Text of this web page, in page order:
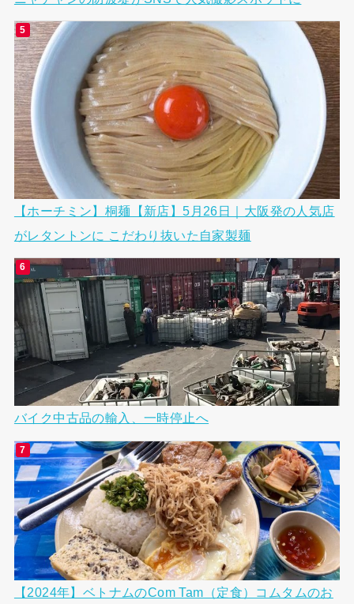
【ホーチミン】桐麺【新店】5月26日｜大阪発の人気店
がレタントンに こだわり抜いた自家製麺
バイク中古品の輸入、一時停止へ
【2024年】ベトナムのCom Tam（定食）コムタムのお